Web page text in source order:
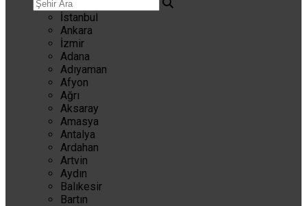
İstanbul
Ankara
İzmir
Adana
Adıyaman
Afyon
Ağrı
Aksaray
Amasya
Antalya
Ardahan
Artvin
Aydın
Balıkesir
Bartın